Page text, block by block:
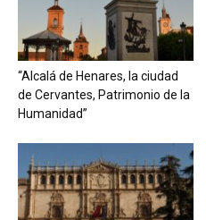
“Alcalá de Henares, la ciudad
de Cervantes, Patrimonio de la
Humanidad”